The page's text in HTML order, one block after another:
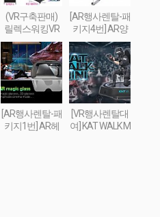
(VR구축판매)
릴렉스워킹VR
세트-Relax Walki
ng VR SET (선착
순 100대 / 2019
년 10월까지 한
정 할인판매)
[AR행사렌탈-패
키지4번] AR양
궁게임 또는 슈
팅건 + 스마트폰
+ AR콘텐츠세
팅
[AR행사렌탈-패
키지1번] AR헤
[VR행사렌탈대
여] KAT WALK M